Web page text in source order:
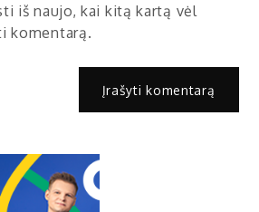
iš naujo, kai kitą kartą vėl
komentarą.